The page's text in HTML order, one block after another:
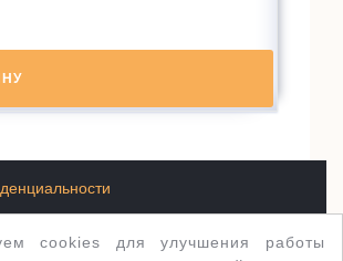
cookies для улучшения работы
товаров